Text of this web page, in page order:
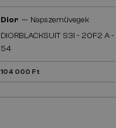
Dior — Napszemüvegek
DIORBLACKSUIT S3I - 20F2 A -
54
104 000 Ft